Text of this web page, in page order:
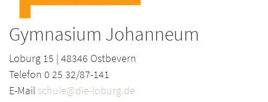
Gymnasium Johanneum
Loburg 15 | 48346 Ostbevern
Telefon 0 25 32/87-141
E-Mail schule@die-loburg.de